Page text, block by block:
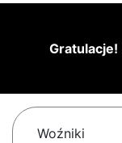
Gratulacje!
Woźniki